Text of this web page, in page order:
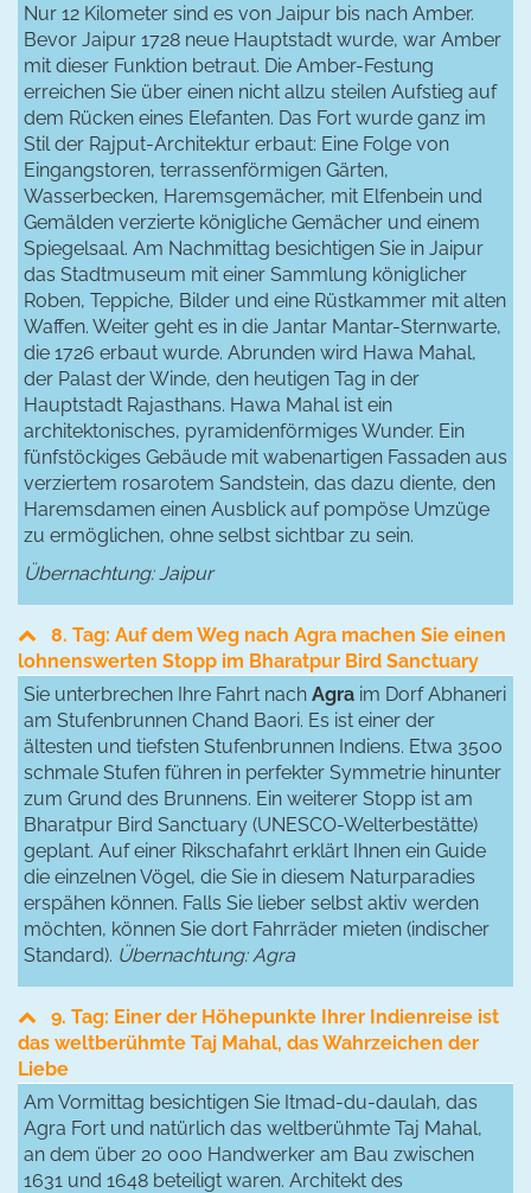
Nur 12 Kilometer sind es von Jaipur bis nach Amber.
Bevor Jaipur 1728 neue Hauptstadt wurde, war Amber
mit dieser Funktion betraut. Die Amber-Festung
erreichen Sie über einen nicht allzu steilen Aufstieg auf
dem Rücken eines Elefanten. Das Fort wurde ganz im
Stil der Rajput-Architektur erbaut: Eine Folge von
Eingangstoren, terrassenförmigen Gärten,
Wasserbecken, Haremsgemächer, mit Elfenbein und
Gemälden verzierte königliche Gemächer und einem
Spiegelsaal. Am Nachmittag besichtigen Sie in Jaipur
das Stadtmuseum mit einer Sammlung königlicher
Roben, Teppiche, Bilder und eine Rüstkammer mit alten
Waffen. Weiter geht es in die Jantar Mantar-Sternwarte,
die 1726 erbaut wurde. Abrunden wird Hawa Mahal,
der Palast der Winde, den heutigen Tag in der
Hauptstadt Rajasthans. Hawa Mahal ist ein
architektonisches, pyramidenförmiges Wunder. Ein
fünfstöckiges Gebäude mit wabenartigen Fassaden aus
verziertem rosarotem Sandstein, das dazu diente, den
Haremsdamen einen Ausblick auf pompöse Umzüge
zu ermöglichen, ohne selbst sichtbar zu sein.
Übernachtung: Jaipur
8. Tag: Auf dem Weg nach Agra machen Sie einen
lohnenswerten Stopp im Bharatpur Bird Sanctuary
Sie unterbrechen Ihre Fahrt nach Agra im Dorf Abhaneri
am Stufenbrunnen Chand Baori. Es ist einer der
ältesten und tiefsten Stufenbrunnen Indiens. Etwa 3500
schmale Stufen führen in perfekter Symmetrie hinunter
zum Grund des Brunnens. Ein weiterer Stopp ist am
Bharatpur Bird Sanctuary (UNESCO-Welterbestätte)
geplant. Auf einer Rikschafahrt erklärt Ihnen ein Guide
die einzelnen Vögel, die Sie in diesem Naturparadies
erspähen können. Falls Sie lieber selbst aktiv werden
möchten, können Sie dort Fahrräder mieten (indischer
Standard). Übernachtung: Agra
9. Tag: Einer der Höhepunkte Ihrer Indienreise ist
das weltberühmte Taj Mahal, das Wahrzeichen der
Liebe
Am Vormittag besichtigen Sie Itmad-du-daulah, das
Agra Fort und natürlich das weltberühmte Taj Mahal,
an dem über 20 000 Handwerker am Bau zwischen
1631 und 1648 beteiligt waren. Architekt des